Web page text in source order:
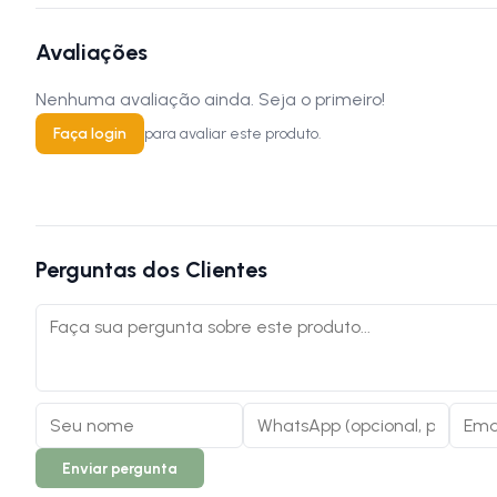
Avaliações
Nenhuma avaliação ainda. Seja o primeiro!
Faça login para avaliar este produto.
Perguntas dos Clientes
Enviar pergunta